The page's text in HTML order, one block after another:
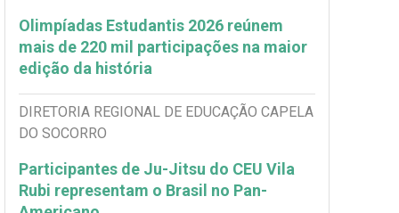
Olimpíadas Estudantis 2026 reúnem
mais de 220 mil participações na maior
edição da história
DIRETORIA REGIONAL DE EDUCAÇÃO CAPELA
DO SOCORRO
Participantes de Ju-Jitsu do CEU Vila
Rubi representam o Brasil no Pan-